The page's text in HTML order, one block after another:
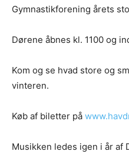
Gymnastikforening årets
Dørene åbnes kl. 1100 og
Kom og se hvad store og
vinteren.
Køb af biletter på
Musikken ledes igen i år af